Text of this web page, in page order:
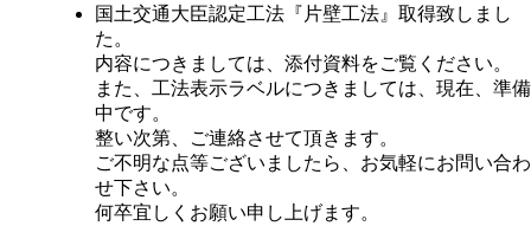
国土交通大臣認定工法『片壁工法』取得致しまし
た。
内容につきましては、添付資料をご覧ください。
また、工法表示ラベルにつきましては、現在、準備
中です。
整い次第、ご連絡させて頂きます。
ご不明な点等ございましたら、お気軽にお問い合わ
せ下さい。
何卒宜しくお願い申し上げます。